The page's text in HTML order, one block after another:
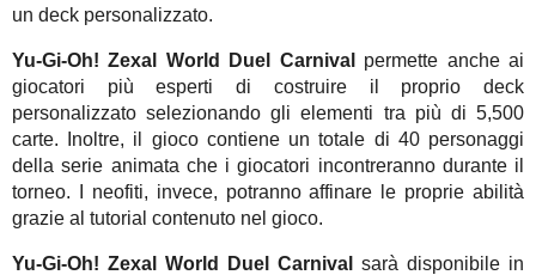
un deck personalizzato.
Yu-Gi-Oh! Zexal World Duel Carnival permette anche ai
giocatori più esperti di costruire il proprio deck
personalizzato selezionando gli elementi tra più di 5,500
carte. Inoltre, il gioco contiene un totale di 40 personaggi
della serie animata che i giocatori incontreranno durante il
torneo. I neofiti, invece, potranno affinare le proprie abilità
grazie al tutorial contenuto nel gioco.
Yu-Gi-Oh! Zexal World Duel Carnival sarà disponibile in